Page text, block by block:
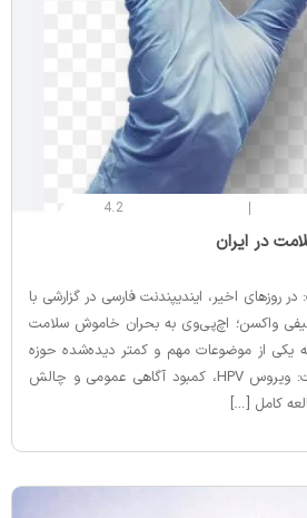
4.2
روزهای اخیر، ایندیپندنت فارسی در گزارشی با
واکسن؛ اچ‌پی‌وی به بحران خاموش سلامت
یکی از موضوعات مهم و کمتر دیده‌شده حوزه
سلامت عمومی پرداخته است: ویروس HPV، کمبود آگاهی عمومی و چالش
کامل […]